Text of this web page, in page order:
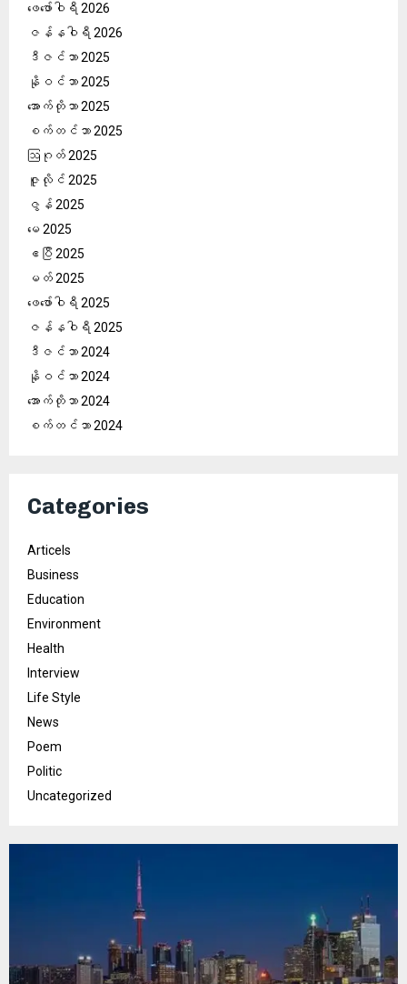
ဖေ‌ဖော်ဝါရီ 2026
ဇန်နဝါရီ 2026
ဒီဇင်ဘာ 2025
နိုဝင်ဘာ 2025
အောက်တိုဘာ 2025
စက်တင်ဘာ 2025
ဩဂုတ် 2025
ဇူလိုင် 2025
ဇွန် 2025
မေ 2025
ဧပြီ 2025
မတ် 2025
ဖေ‌ဖော်ဝါရီ 2025
ဇန်နဝါရီ 2025
ဒီဇင်ဘာ 2024
နိုဝင်ဘာ 2024
အောက်တိုဘာ 2024
စက်တင်ဘာ 2024
Categories
Articels
Business
Education
Environment
Health
Interview
Life Style
News
Poem
Politic
Uncategorized